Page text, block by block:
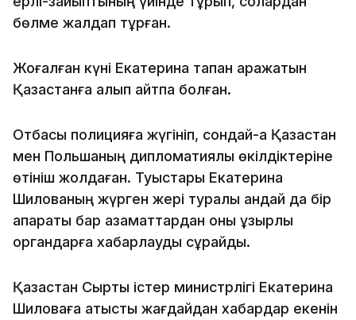
бөлме жалдап тұрған.
Жоғалған күні Екатерина тапқан қаражатын
Қазақстанға алып қайтпақ болған.
Отбасы полицияға жүгініп, сондай-ақ Қазақстан
мен Польшаның дипломатиялық өкілдіктеріне
өтініш жолдаған. Туыстары Екатерина
Шилованың жүрген жері туралы қандай да бір
ақпараты бар азаматтардан оны құзырлы
органдарға хабарлауды сұрайды.
Қазақстан Сыртқы істер министрлігі Екатерина
Шиловаға қатысты жағдайдан хабардар екенін